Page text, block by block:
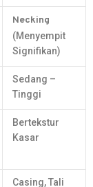
Necking
(Menyempit
Signifikan)
Sedang –
Tinggi
Bertekstur
Kasar
Casing, Tali